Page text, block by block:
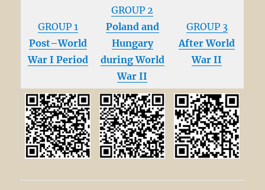
GROUP 1
Post–World
War I Period
GROUP 2
Poland and
Hungary
during World
War II
GROUP 3
After World
War II